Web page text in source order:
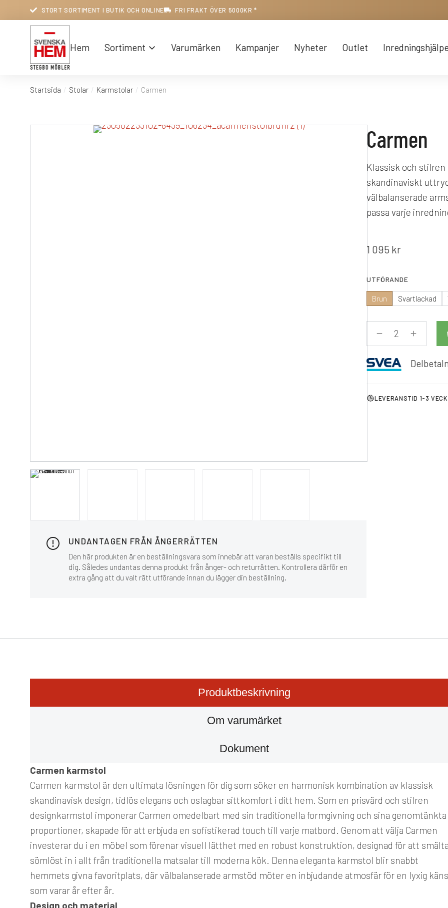
STORT SORTIMENT I BUTIK OCH ONLINE FRI FRAKT ÖVER 5000KR *
Hem Sortiment Varumärken Kampanjer Nyheter Outlet
Du är här:
Startsida Stolar Karmstolar Carmen
UNDANTAGEN FRÅN ÅNGERRÄTTEN
Den här produkten är en beställningsvara som innebär att varan beställs specifikt till
dig. Således undantas denna produkt från ånger- och returrätten. Kontrollera därför en
extra gång att du valt rätt utförande innan du lägger din beställning.
Carmen
Klassisk och
skandinaviskt
välbalanserade
passa varje
1 095 kr
UTFÖRANDE
Brun Svartlackad
LEVERANSTID 1-3
Produktbeskrivning
Om varumärket
Dokument
Carmen karmstol
Carmen karmstol är den ultimata lösningen för dig som söker en harmonisk kombination av klassisk
skandinavisk design, tidlös elegans och oslagbar sittkomfort i ditt hem. Som en prisvärd och stilren
designkarmstol imponerar Carmen omedelbart med sin traditionella formgivning och sina genomtänkta
proportioner, skapade för att erbjuda en sofistikerad touch till varje matbord. Genom att välja Carmen
investerar du i en möbel som förenar visuell lätthet med en robust konstruktion, designad för att
sömlöst in i allt från traditionella matsalar till moderna kök. Denna eleganta karmstol blir snabbt
hemmets givna favoritplats, där välbalanserade armstöd möter en inbjudande atmosfär för en lyxig
som varar år efter år.
Design och material